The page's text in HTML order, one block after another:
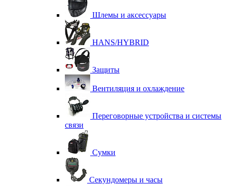
Шлемы и аксессуары
HANS/HYBRID
Защиты
Вентиляция и охлаждение
Переговорные устройства и системы
связи
Сумки
Секундомеры и часы